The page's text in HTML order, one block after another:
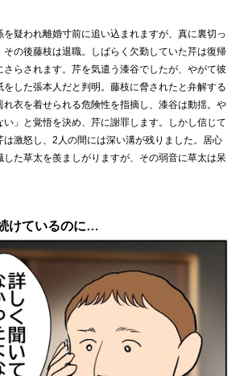
疑われ離婚寸前に追い込まれますが、真に裏切っ
の後藤枝は退職。しばらく欠勤していた芹は復帰
らされます。芹を気遣う漆谷でしたが、やがて彼
した張本人だと判明。藤枝に脅されたと弁解する
れ衣を着せられる危険性を指摘し、漆谷は動揺。
」と覚悟を決め、芹に謝罪します。しかし信じて
は激怒し、2人の間には深い溝が残りました。居心
た草太を羨ましがりますが、その弱音に草太は呆
けているのに…